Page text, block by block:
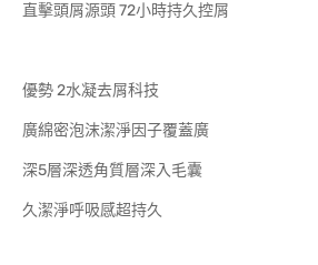
直擊頭屑源頭 72小時持久控屑
優勢 2水凝去屑科技
廣綿密泡沫潔淨因子覆蓋廣
深5層深透角質層深入毛囊
久潔淨呼吸感超持久